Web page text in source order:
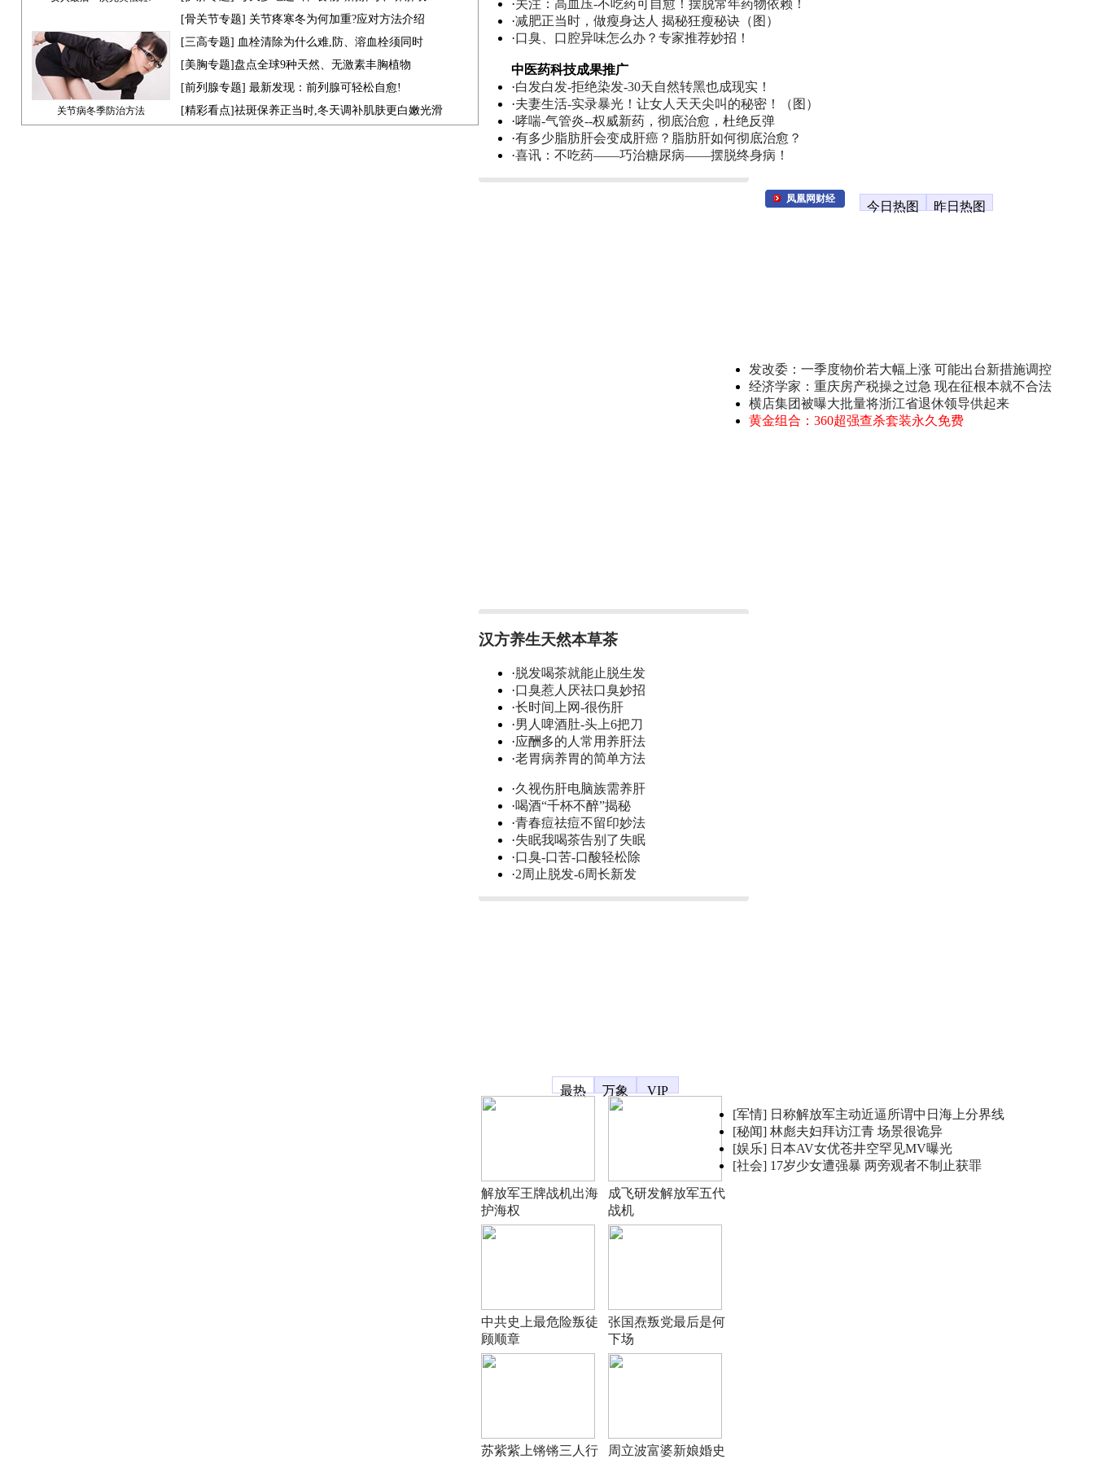
[骨关节专题] 关节疼寒冬为何加重?应对方法介绍
关节病冬季防治方法
[三高专题] 血栓清除为什么难,防、溶血栓须同时
[美胸专题]盘点全球9种天然、无激素丰胸植物
[前列腺专题] 最新发现：前列腺可轻松自愈!
[精彩看点]祛斑保养正当时,冬天调补肌肤更白嫩光滑
·关注：高血压-不吃药可自愈！摆脱常年药物依赖！
·减肥正当时，做瘦身达人 揭秘狂瘦秘诀（图）
·口臭、口腔异味怎么办？专家推荐妙招！
中医药科技成果推广
·白发白发-拒绝染发-30天自然转黑也成现实！
·夫妻生活-实录暴光！让女人天天尖叫的秘密！（图）
·哮喘-气管炎--权威新药，彻底治愈，杜绝反弹
·有多少脂肪肝会变成肝癌？脂肪肝如何彻底治愈？
·喜讯：不吃药——巧治糖尿病——摆脱终身病！
凤凰网财经
今日热图 昨日热图
发改委：一季度物价若大幅上涨 可能出台新措施调控
经济学家：重庆房产税操之过急 现在征根本就不合法
横店集团被曝大批量将浙江省退休领导供起来
黄金组合：360超强查杀套装永久免费
汉方养生天然本草茶
·脱发喝茶就能止脱生发
·口臭惹人厌祛口臭妙招
·长时间上网-很伤肝
·男人啤酒肚-头上6把刀
·应酬多的人常用养肝法
·老胃病养胃的简单方法
·久视伤肝电脑族需养肝
·喝酒“千杯不醉”揭秘
·青春痘祛痘不留印妙法
·失眠我喝茶告别了失眠
·口臭-口苦-口酸轻松除
·2周止脱发-6周长新发
最热
万象 VIP
解放军王牌战机出海
护海权
成飞研发解放军五代
战机
中共史上最危险叛徒
顾顺章
张国焘叛党最后是何
下场
苏紫紫上锵锵三人行 周立波富婆新娘婚史
[军情] 日称解放军主动近逼所谓中日海上分界线
[秘闻] 林彪夫妇拜访江青 场景很诡异
[娱乐] 日本AV女优苍井空罕见MV曝光
[社会] 17岁少女遭强暴 两旁观者不制止获罪